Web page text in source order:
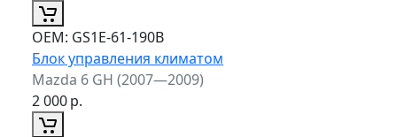
ОЕМ: GS1E-61-190B
Блок управления климатом
Mazda 6 GH (2007—2009)
2 000р.